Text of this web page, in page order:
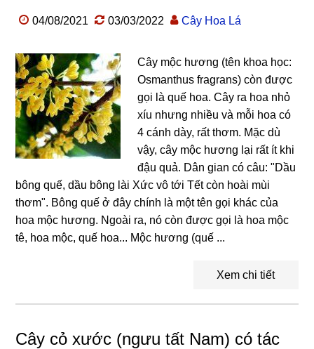
04/08/2021 03/03/2022 Cây Hoa Lá
Cây mộc hương (tên khoa học:
Osmanthus fragrans) còn được
gọi là quế hoa. Cây ra hoa nhỏ
xíu nhưng nhiều và mỗi hoa có
4 cánh dày, rất thơm. Mặc dù
vậy, cây mộc hương lại rất ít khi
đậu quả. Dân gian có câu: "Dầu
bông quế, dầu bông lài Xức vô tới Tết còn hoài mùi
thơm". Bông quế ở đây chính là một tên gọi khác của
hoa mộc hương. Ngoài ra, nó còn được gọi là hoa mộc
tê, hoa mộc, quế hoa... Mộc hương (quế ...
Xem chi tiết
Cây cỏ xước (ngưu tất Nam) có tác